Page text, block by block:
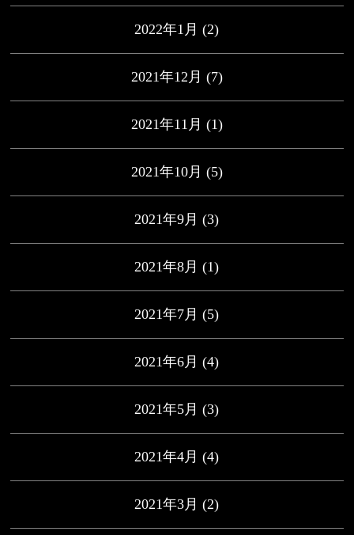
2022年1月 (2)
2021年12月 (7)
2021年11月 (1)
2021年10月 (5)
2021年9月 (3)
2021年8月 (1)
2021年7月 (5)
2021年6月 (4)
2021年5月 (3)
2021年4月 (4)
2021年3月 (2)